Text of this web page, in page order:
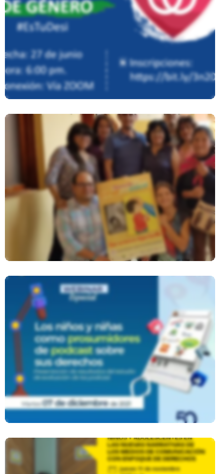
Participación Adolescente En
#EsTuDesi: Derechos Y Violencia
Presentación Encuesta Sobre
Castigo Físico Y Humillante A NNA
Los Niños Y Niñas Como
Prosumidores De Podcast Sobre
Sus Derechos